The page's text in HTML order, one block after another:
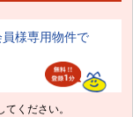
様専用物件で
てください。